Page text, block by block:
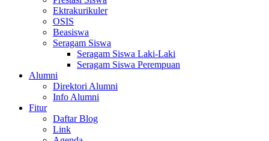
Ektrakurikuler
OSIS
Beasiswa
Seragam Siswa
Seragam Siswa Laki-Laki
Seragam Siswa Perempuan
Alumni
Direktori Alumni
Info Alumni
Fitur
Daftar Blog
Link